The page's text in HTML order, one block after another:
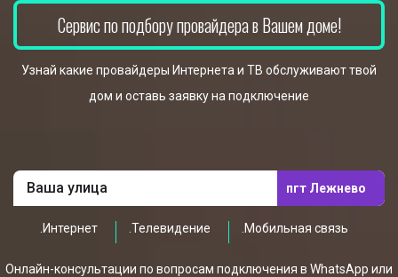
Сервис по подбору провайдера в Вашем доме!
Узнай какие провайдеры Интернета и ТВ обслуживают твой
дом и оставь заявку на подключение
пгт Лежнево
.Интернет .Телевидение .Мобильная связь
Онлайн-консультации по вопросам подключения в WhatsApp или